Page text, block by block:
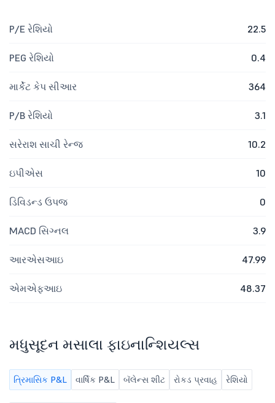
P/E રેશિયો 22.5
PEG રેશિયો 0.4
માર્કેટ કેપ સીઆર 364
P/B રેશિયો 3.1
સરેરાશ સાચી રેન્જ 10.2
ઇપીએસ 10
ડિવિડન્ડ ઉપજ 0
MACD સિગ્નલ 3.9
આરએસઆઇ 47.99
એમએફઆઇ 48.37
મધુસૂદન મસાલા ફાઇનાન્શિયલ્સ
ત્રિમાસિક P&L વાર્ષિક P&L બૅલેન્સ શીટ રોકડ પ્રવાહ રેશિયો